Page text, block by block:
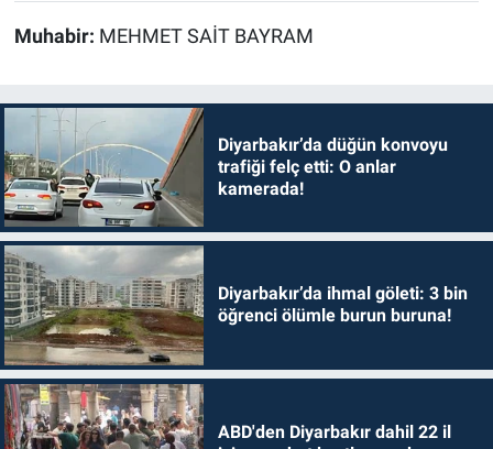
Muhabir: MEHMET SAİT BAYRAM
Diyarbakır’da düğün konvoyu
trafiği felç etti: O anlar
kamerada!
Diyarbakır’da ihmal göleti: 3 bin
öğrenci ölümle burun buruna!
ABD'den Diyarbakır dahil 22 il